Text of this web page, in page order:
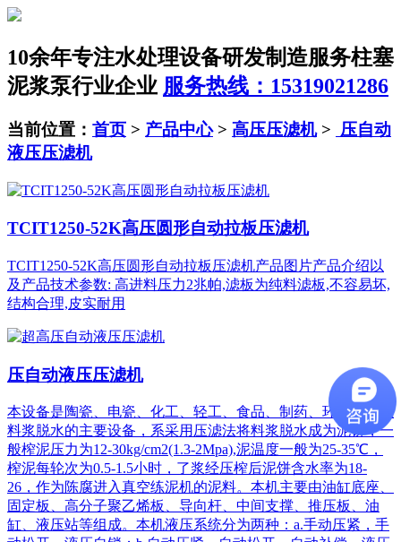
10余年专注水处理设备研发制造服务柱塞
泥浆泵行业企业 服务热线：15319021286
当前位置： 首页 > 产品中心> 高压压滤机> 压自动
液压压滤机
TCIT1250-52K高压圆形自动拉板压滤机
TCIT1250-52K高压圆形自动拉板压滤机产品图片产品介绍以
及产品技术参数: 高进料压力2兆帕,滤板为纯料滤板,不容易坏,
结构合理,皮实耐用
压自动液压压滤机
本设备是陶瓷、电瓷、化工、轻工、食品、制药、环保等行业
料浆脱水的主要设备，系采用压滤法将料浆脱水成为泥饼，一
般榨泥压力为12-30kg/cm2(1.3-2Mpa),泥温度一般为25-35℃，
榨泥每轮次为0.5-1.5小时，了浆经压榨后泥饼含水率为18-
26，作为陈腐进入真空练泥机的泥料。本机主要由油缸底座、
固定板、高分子聚乙烯板、导向杆、中间支撑、推压板、油
缸、液压站等组成。本机液压系统分为两种：a.手动压紧，手